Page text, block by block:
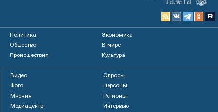
Политика
Экономика
Общество
В мире
Происшествия
Культура
Видео
Опросы
Фото
Персоны
Мнения
Регионы
Медиацентр
Интервью